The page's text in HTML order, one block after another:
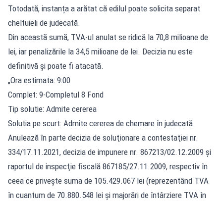
Totodată, instanța a arătat că edilul poate solicita separat
cheltuieli de judecată.
Din această sumă, TVA-ul anulat se ridică la 70,8 milioane de
lei, iar penalizările la 34,5 milioane de lei. Decizia nu este
definitivă și poate fi atacată.
„Ora estimata: 9:00
Complet: 9-Completul 8 Fond
Tip solutie: Admite cererea
Solutia pe scurt: Admite cererea de chemare în judecată.
Anulează în parte decizia de soluţionare a contestaţiei nr.
334/17.11.2021, decizia de impunere nr. 867213/02.12.2009 şi
raportul de inspecţie fiscală 867185/27.11.2009, respectiv în
ceea ce priveşte suma de 105.429.067 lei (reprezentând TVA
în cuantum de 70.880.548 lei şi majorări de întârziere TVA în